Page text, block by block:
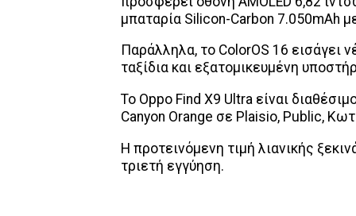
μπαταρία Silicon-Carbon 7.050mAh
Παράλληλα, το ColorOS 16 εισάγει
ταξίδια και εξατομικευμένη
Το Oppo Find X9 Ultra είναι
Canyon Orange σε Plaisio, Public,
Η προτεινόμενη τιμή λιανικής
τριετή εγγύηση.